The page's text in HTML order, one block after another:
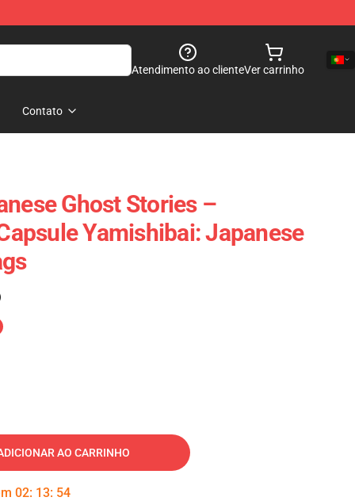
Atendimento ao clienteVer carrinho
Contato
Ghost Stories –
Yamishibai: Japanese
AO CARRINHO
02: 13: 53